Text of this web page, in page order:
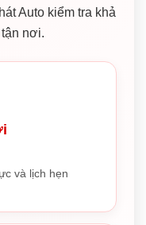
Auto kiểm tra khả
nơi.
và lịch hẹn